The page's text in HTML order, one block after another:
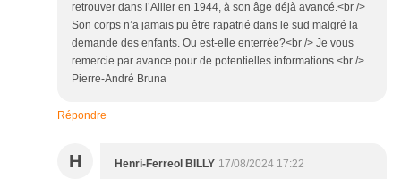
retrouver dans l’Allier en 1944, à son âge déjà avancé.<br />
Son corps n’a jamais pu être rapatrié dans le sud malgré la
demande des enfants. Ou est-elle enterrée?<br /> Je vous
remercie par avance pour de potentielles informations <br />
Pierre-André Bruna
Répondre
H Henri-Ferreol BILLY 17/08/2024 17:22